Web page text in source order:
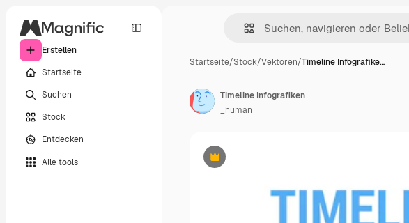
Erstellen
Startseite
Suchen
Stock
Entdecken
Alle tools
Startseite/Stock/Vektoren/Timeline Infografike…
Premium
Timeline Infografiken
_human